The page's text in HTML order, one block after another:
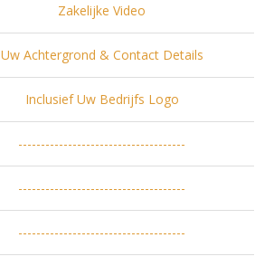
Zakelijke Video
Uw Achtergrond & Contact Details
Inclusief Uw Bedrijfs Logo
-------------------------------------
-------------------------------------
-------------------------------------